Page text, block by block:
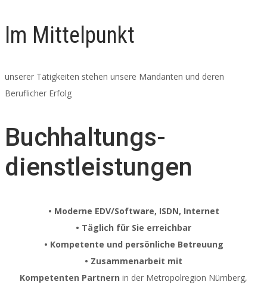
Im Mittelpunkt
unserer Tätigkeiten stehen unsere Mandanten und deren
Beruflicher Erfolg
Buchhaltungs-
dienstleistungen
• Moderne EDV/Software, ISDN, Internet
• Täglich für Sie erreichbar
• Kompetente und persönliche Betreuung
• Zusammenarbeit mit
Kompetenten Partnern in der Metropolregion Nürnberg,